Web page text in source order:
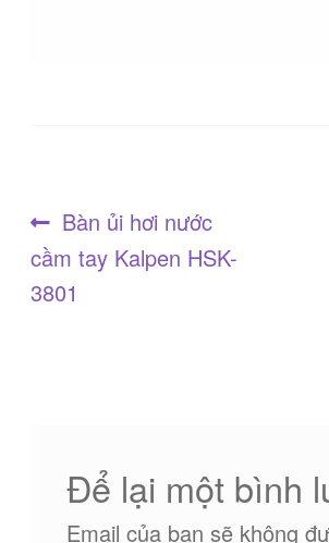
Điều
hướng
Bài
trước:
Bàn ủi hơi nước
cầm tay Kalpen HSK-
3801
Để lại một bình
Email của bạn sẽ không